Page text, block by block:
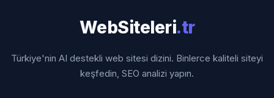
WebSiteleri.tr
Türkiye'nin AI destekli web sitesi dizini. Binlerce kaliteli siteyi
keşfedin, SEO analizi yapın.